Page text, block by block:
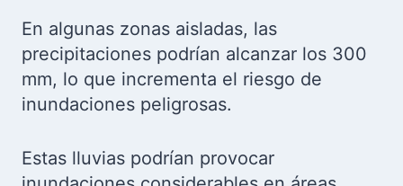
En algunas zonas aisladas, las
precipitaciones podrían alcanzar los 300
mm, lo que incrementa el riesgo de
inundaciones peligrosas.
Estas lluvias podrían provocar